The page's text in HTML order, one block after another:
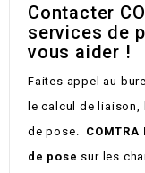
Contacter
services de
vous aider !
Faites appel au
le calcul de
de pose.
de pose sur les